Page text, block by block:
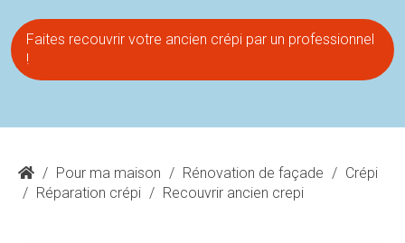
Faites recouvrir votre ancien crépi par un professionnel
!
/ Pour ma maison / Rénovation de façade / Crépi
/ Réparation crépi / Recouvrir ancien crepi